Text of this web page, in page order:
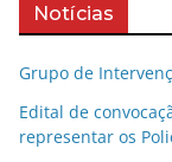
Notícias
Grupo de
Edital de
representar os